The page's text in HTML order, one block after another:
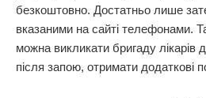
безкоштовно. Достатньо лише
вказаними на сайті телефонами.
можна викликати бригаду лікарів
після запою, отримати додаткові